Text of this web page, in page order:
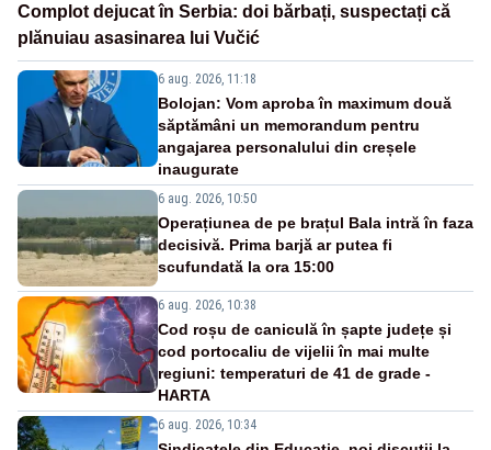
Complot dejucat în Serbia: doi bărbați, suspectați că
plănuiau asasinarea lui Vučić
6 aug. 2026, 11:18
Bolojan: Vom aproba în maximum două
săptămâni un memorandum pentru
angajarea personalului din creșele
inaugurate
6 aug. 2026, 10:50
Operațiunea de pe brațul Bala intră în faza
decisivă. Prima barjă ar putea fi
scufundată la ora 15:00
6 aug. 2026, 10:38
Cod roșu de caniculă în șapte județe și
cod portocaliu de vijelii în mai multe
regiuni: temperaturi de 41 de grade -
HARTA
6 aug. 2026, 10:34